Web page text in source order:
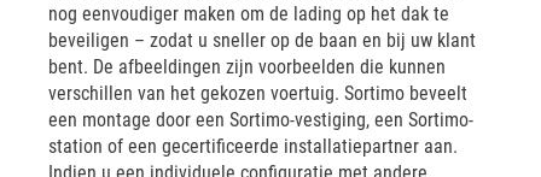
nog eenvoudiger maken om de lading op het dak te
beveiligen – zodat u sneller op de baan en bij uw klant
bent. De afbeeldingen zijn voorbeelden die kunnen
verschillen van het gekozen voertuig. Sortimo beveelt
een montage door een Sortimo-vestiging, een Sortimo-
station of een gecertificeerde installatiepartner aan.